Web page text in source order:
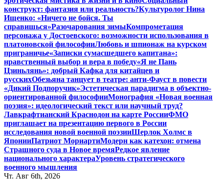
конструкт: фантазия или реальность?Культуролог Нина
Ищенко: «Ничего не бойся. Ты
справишься»Разочарования зимыКомпрометация
персонажа у Достоевского: возможности использования в
платоновской философииЛюбовь и шпионаж на курском
приграничье«Записки сумасшедшего капитана»:
нравственный выбор и вера в победу«Я не Пань
Цзиньлянь»: добрый Кафка для китайцев и
русскихОбезьяна танцует в театре: анти-Фауст в повести
«Дикий Подпоручик»Эстетическая парадигма в объектно-
ориентированной философииМонография «Новая военная
поэзия»: идеологический текст или научный труд?
Лавкрафтианский Краснодон на карте РоссииФМО
приглашает на презентацию первого в России
исследования новой военной поэзииШерлок Холмс в
ЯпонииПатриот МориартиМодерн как катехон: отмена
Страшного суда в Новое времяРедкое явление
национального характераУровень стратегического
военного мышления
Чт. Авг 6th, 2026